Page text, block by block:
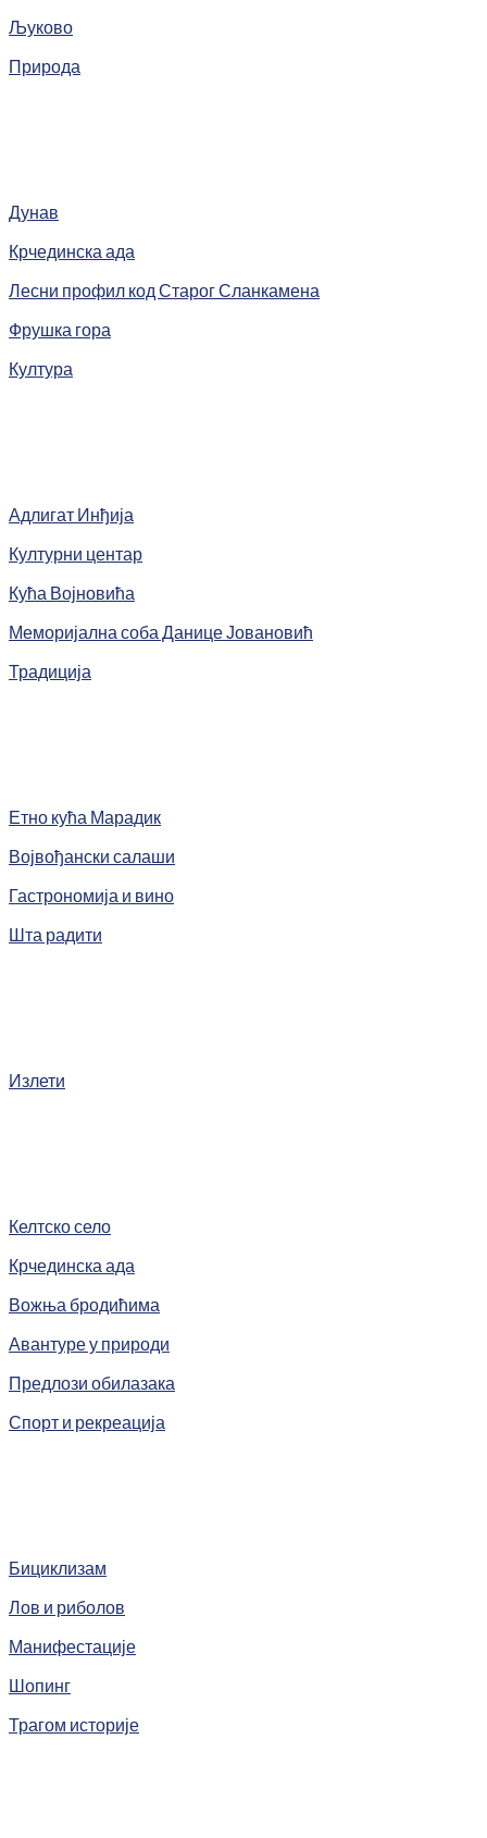
Љуково
Природа
Дунав
Крчединска ада
Лесни профил код Старог Сланкамена
Фрушка гора
Култура
Адлигат Инђија
Културни центар
Кућа Војновића
Меморијална соба Данице Јовановић
Традиција
Етно кућа Марадик
Војвођански салаши
Гастрономија и вино
Шта радити
Излети
Келтско село
Крчединска ада
Вожња бродићима
Авантуре у природи
Предлози обилазака
Спорт и рекреација
Бициклизам
Лов и риболов
Манифестације
Шопинг
Трагом историје